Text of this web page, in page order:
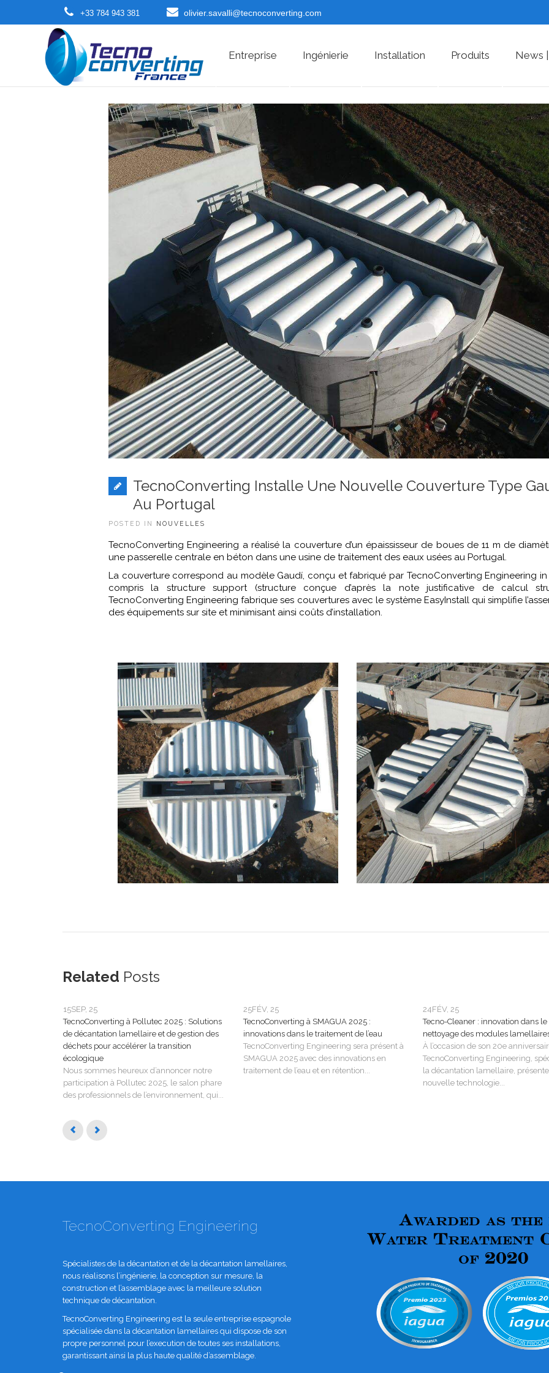
+33 784 943 381 olivier.savalli@tecnoconverting.com
Entreprise Ingénierie Installation Produits News
TecnoConverting Installe Une Nouvelle Couverture Type
Au Portugal
POSTED IN NOUVELLES
TecnoConverting Engineering a réalisé la couverture d’un épaississeur de boues de 11 m de
une passerelle centrale en béton dans une usine de traitement des eaux usées au Portugal.
La couverture correspond au modèle Gaudí, conçu et fabriqué par TecnoConverting Engineering in
compris la structure support (structure conçue d’après la note justificative de calcul
TecnoConverting Engineering fabrique ses couvertures avec le système EasyInstall qui simplifie
des équipements sur site et minimisant ainsi coûts d’installation.
Related Posts
15SEP, 25
TecnoConverting à Pollutec 2025 : Solutions
de décantation lamellaire et de gestion des
déchets pour accélérer la transition
écologique
Nous sommes heureux d’annoncer notre
participation à Pollutec 2025, le salon phare
des professionnels de l’environnement, qui...
25FÉV, 25
TecnoConverting à SMAGUA 2025 :
innovations dans le traitement de l’eau
TecnoConverting Engineering sera présent à
SMAGUA 2025 avec des innovations en
traitement de l’eau et en rétention...
24FÉV, 25
Tecno-Cleaner : innovation dans le
nettoyage des modules
À l’occasion de son 20e
TecnoConverting Engineering,
la décantation lamellaire,
nouvelle technologie...
TecnoConverting Engineering
Spécialistes de la décantation et de la décantation lamellaires,
nous réalisons l’ingénierie, la conception sur mesure, la
construction et l’assemblage avec la meilleure solution
technique de décantation.
TecnoConverting Engineering est la seule entreprise espagnole
spécialisée dans la décantation lamellaires qui dispose de son
propre personnel pour l’execution de toutes ses installations,
garantissant ainsi la plus haute qualité d’assemblage.